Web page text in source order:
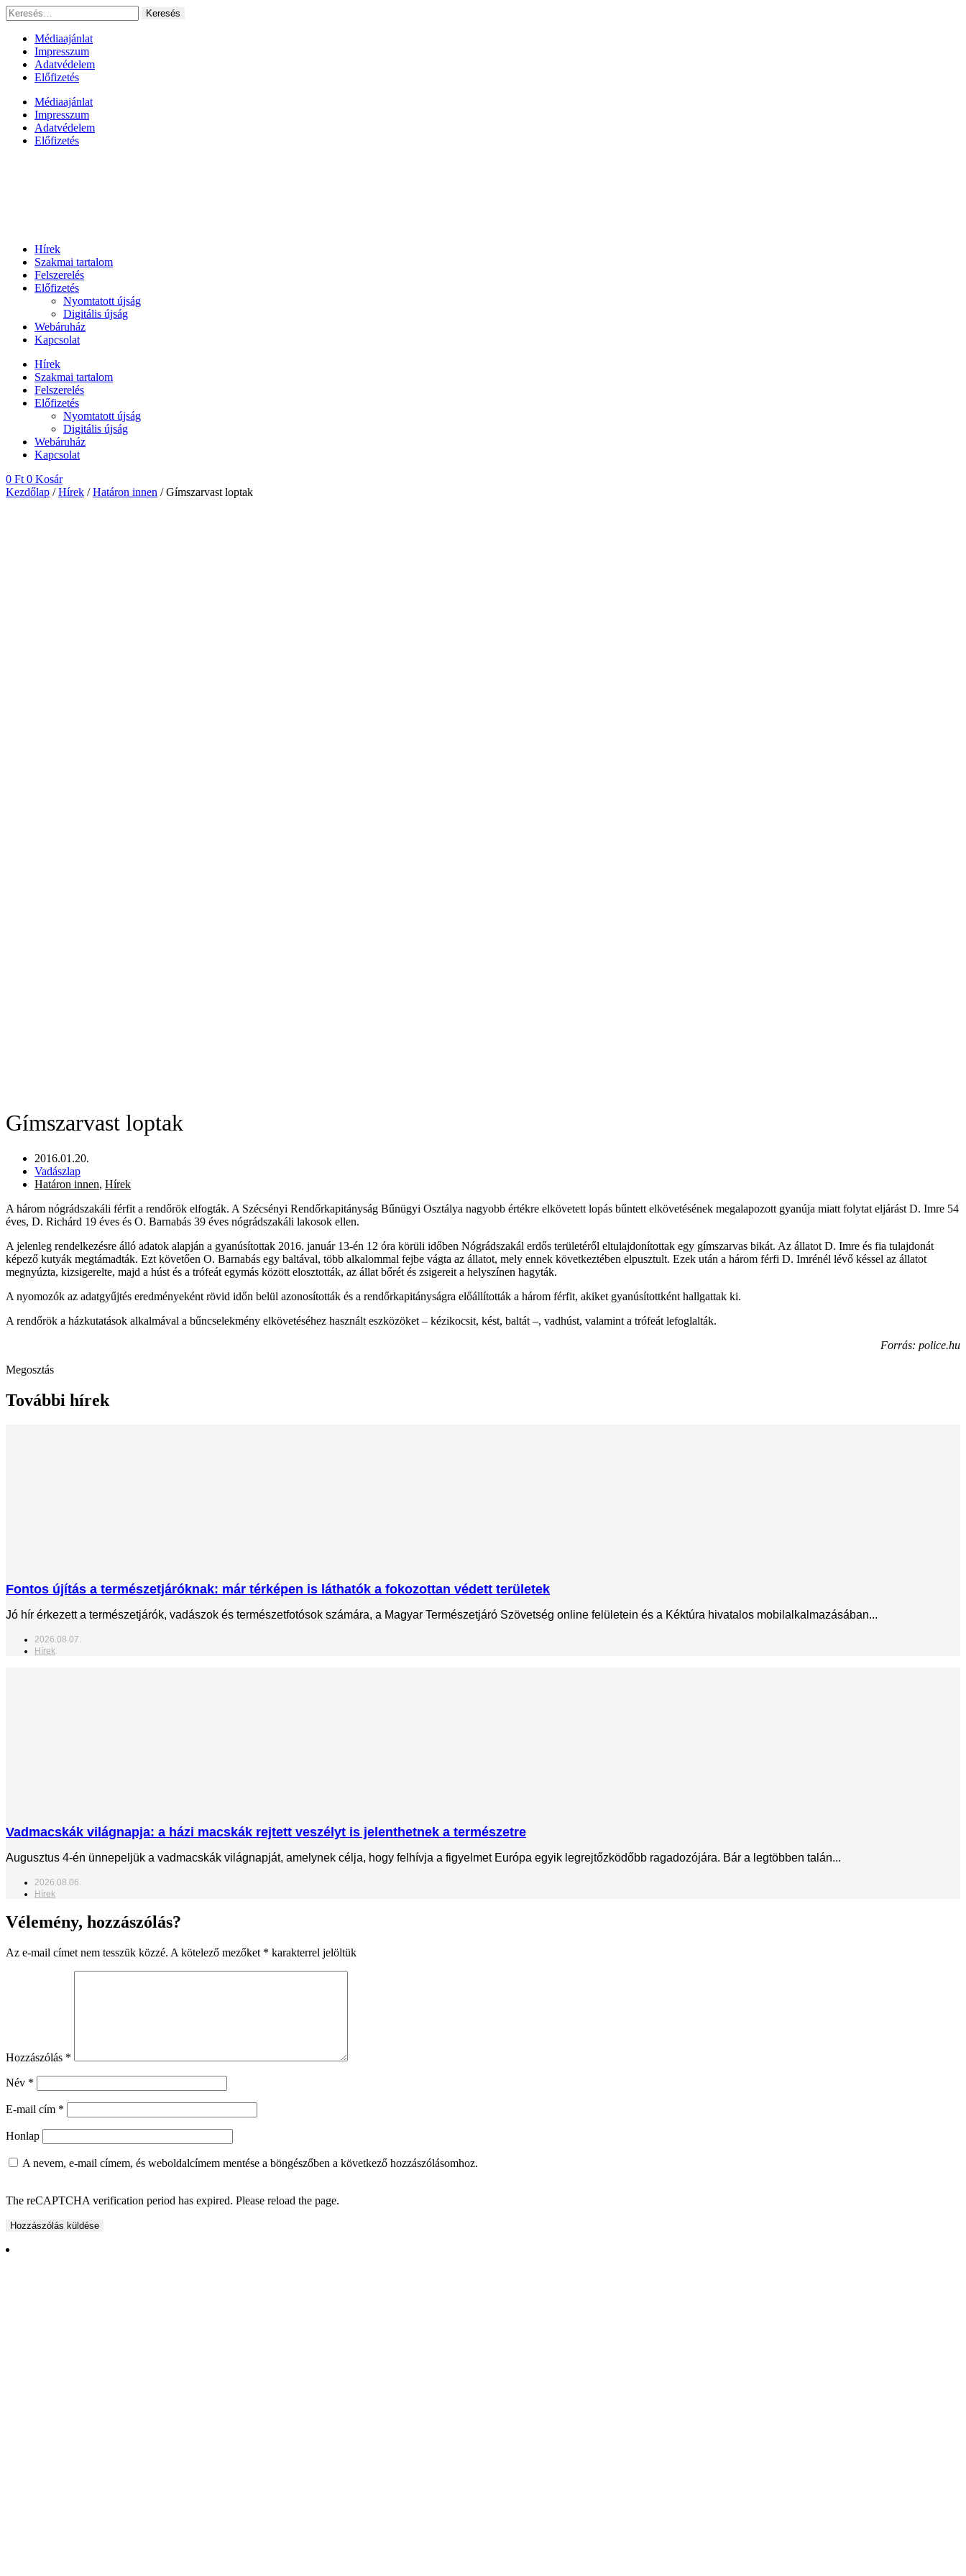
Ugrás
a
tartalomhoz
Keresés:
Médiaajánlat
Impresszum
Adatvédelem
Előfizetés
Médiaajánlat
Impresszum
Adatvédelem
Előfizetés
Hírek
Szakmai tartalom
Felszerelés
Előfizetés
Nyomtatott újság
Digitális újság
Webáruház
Kapcsolat
Hírek
Szakmai tartalom
Felszerelés
Előfizetés
Nyomtatott újság
Digitális újság
Webáruház
Kapcsolat
0 Ft 0 Kosár
Kezdőlap /Hírek /Határon innen / Gímszarvast loptak
Gímszarvast loptak
2016.01.20.
Vadászlap
Határon innen, Hírek
A három nógrádszakáli férfit a rendőrök elfogták. A Szécsényi Rendőrkapitányság Bűnügyi Osztálya nagyobb értékre elkövetett lopás bűntett elkövetésének megalapozott gyanúja miatt folytat eljárást D. Imre 54
éves, D. Richárd 19 éves és O. Barnabás 39 éves nógrádszakáli lakosok ellen.
A jelenleg rendelkezésre álló adatok alapján a gyanúsítottak 2016. január 13-én 12 óra körüli időben Nógrádszakál erdős területéről eltulajdonítottak egy gímszarvas bikát. Az állatot D. Imre és fia tulajdonát
képező kutyák megtámadták. Ezt követően O. Barnabás egy baltával, több alkalommal fejbe vágta az állatot, mely ennek következtében elpusztult. Ezek után a három férfi D. Imrénél lévő késsel az állatot
megnyúzta, kizsigerelte, majd a húst és a trófeát egymás között elosztották, az állat bőrét és zsigereit a helyszínen hagyták.
A nyomozók az adatgyűjtés eredményeként rövid időn belül azonosították és a rendőrkapitányságra előállították a három férfit, akiket gyanúsítottként hallgattak ki.
A rendőrök a házkutatások alkalmával a bűncselekmény elkövetéséhez használt eszközöket – kézikocsit, kést, baltát –, vadhúst, valamint a trófeát lefoglalták.
Forrás: police.hu
Megosztás
További hírek
Fontos újítás a természetjáróknak: már térképen is láthatók a fokozottan védett területek
Jó hír érkezett a természetjárók, vadászok és természetfotósok számára, a Magyar Természetjáró Szövetség online felületein és a Kéktúra hivatalos mobilalkalmazásában...
2026.08.07.
Hírek
Vadmacskák világnapja: a házi macskák rejtett veszélyt is jelenthetnek a természetre
Augusztus 4-én ünnepeljük a vadmacskák világnapját, amelynek célja, hogy felhívja a figyelmet Európa egyik legrejtőzködőbb ragadozójára. Bár a legtöbben talán...
2026.08.06.
Hírek
Vélemény, hozzászólás?
Az e-mail címet nem tesszük közzé. A kötelező mezőket * karakterrel jelöltük
Hozzászólás *
Név *
E-mail cím *
Honlap
A nevem, e-mail címem, és weboldalcímem mentése a böngészőben a következő hozzászólásomhoz.
The reCAPTCHA verification period has expired. Please reload the page.